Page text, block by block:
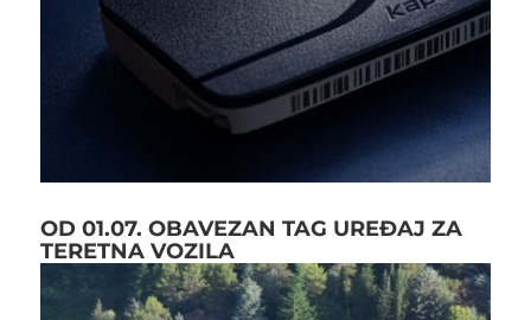
OD 01.07. OBAVEZAN TAG UREĐAJ ZA
TERETNA VOZILA